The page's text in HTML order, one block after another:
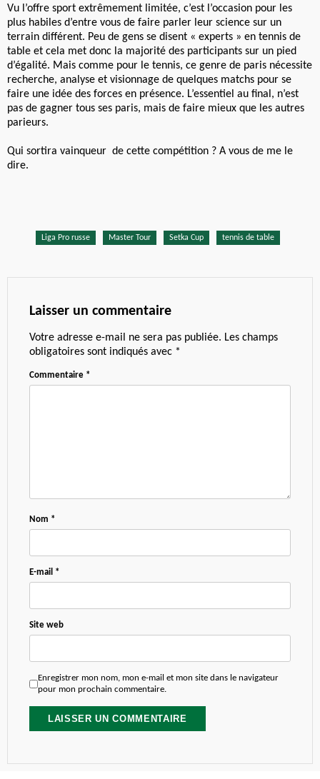
Vu l’offre sport extrêmement limitée, c’est l’occasion pour les
plus habiles d’entre vous de faire parler leur science sur un
terrain différent. Peu de gens se disent « experts » en tennis de
table et cela met donc la majorité des participants sur un pied
d’égalité. Mais comme pour le tennis, ce genre de paris nécessite
recherche, analyse et visionnage de quelques matchs pour se
faire une idée des forces en présence. L’essentiel au final, n’est
pas de gagner tous ses paris, mais de faire mieux que les autres
parieurs.
Qui sortira vainqueur de cette compétition ? A vous de me le
dire.
Liga Pro russe Master Tour Setka Cup tennis de table
Laisser un commentaire
Votre adresse e-mail ne sera pas publiée. Les champs
obligatoires sont indiqués avec *
Commentaire *
Nom *
E-mail *
Site web
Enregistrer mon nom, mon e-mail et mon site dans le navigateur
pour mon prochain commentaire.